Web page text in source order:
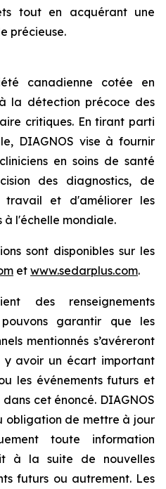
tout en acquérant une
précieuse.
canadienne cotée en
la détection précoce des
critiques. En tirant parti
DIAGNOS vise à fournir
en soins de santé
des diagnostics, de
et d'améliorer les
à l'échelle mondiale.
sont disponibles sur les
et www.sedarplus.com.
des renseignements
garantir que les
mentionnés s’avéreront
y avoir un écart important
les événements futurs et
cet énoncé. DIAGNOS
obligation de mettre à jour
toute information
à la suite de nouvelles
futurs ou autrement. Les